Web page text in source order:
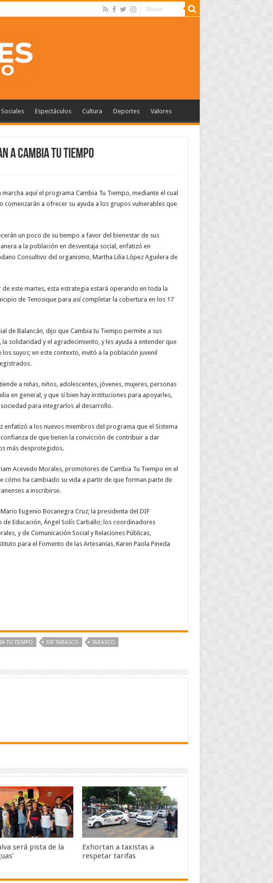
Sociales Espectáculos Cultura Deportes Valores
a Cambia Tu Tiempo
aquí el programa Cambia Tu Tiempo, mediante el cual
comenzarán a ofrecer su ayuda a los grupos vulnerables que
un poco de su tiempo a favor del bienestar de sus
a la población en desventaja social, enfatizó en
Consultivo del organismo, Martha Lilia López Aguilera de
este martes, esta estrategia estará operando en toda la
de Tenosique para así completar la cobertura en los 17
de Balancán, dijo que Cambia tu Tiempo permite a sus
solidaridad y el agradecimiento, y les ayuda a entender que
suyos; en este contexto, invitó a la población juvenil
a niñas, niños, adolescentes, jóvenes, mujeres, personas
en general, y que sí bien hay instituciones para apoyarles,
para integrarlos al desarrollo.
enfatizó a los nuevos miembros del programa que el Sistema
de que tienen la convicción de contribuir a dar
más desprotegidos.
Acevedo Morales, promotores de Cambia Tu Tiempo en el
cómo ha cambiado su vida a partir de que forman parte de
a inscribirse.
Eugenio Bocanegra Cruz; la presidenta del DIF
de Educación, Ángel Solís Carballo; los coordinadores
y de Comunicación Social y Relaciones Públicas,
para el Fomento de las Artesanías, Karen Paola Pineda
TU TIEMPO DIF TABASCO TABASCO
será pista de la
Exhortan a taxistas a
respetar tarifas